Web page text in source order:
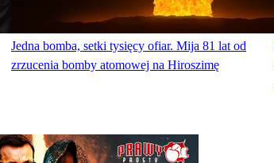
Jedna bomba, setki tysięcy ofiar. Mija 81 lat od
zrzucenia bomby atomowej na Hiroszimę